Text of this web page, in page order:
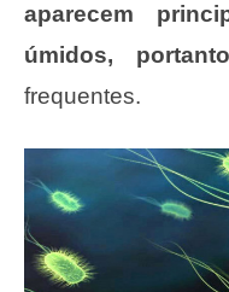
aparecem
úmidos, portanto
frequentes.